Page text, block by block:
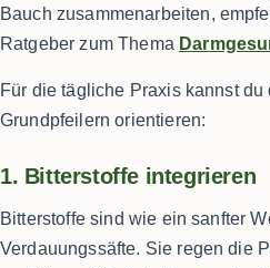
Bauch zusammenarbeiten,
Ratgeber zum Thema
Für die tägliche Praxis kannst
Grundpfeilern orientieren:
1. Bitterstoffe integrieren
Bitterstoffe sind wie ein sanfter
Verdauungssäfte. Sie regen die